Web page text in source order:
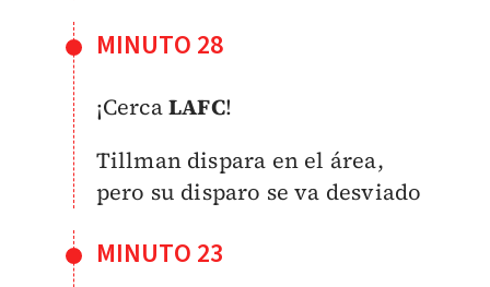
MINUTO 28
¡CercaLAFC!
Tillman dispara en el área,
pero su disparo se va desviado
MINUTO 23